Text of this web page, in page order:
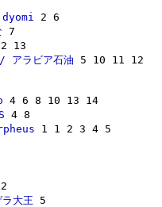
アラビア石油
大王